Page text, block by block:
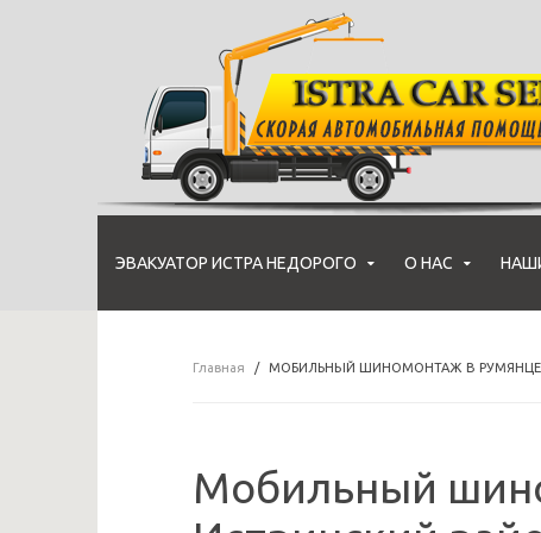
ЭВАКУАТОР ИСТРА НЕДОРОГО О НАС
Главная МОБИЛЬНЫЙ ШИНОМОНТАЖ В
Мобильный